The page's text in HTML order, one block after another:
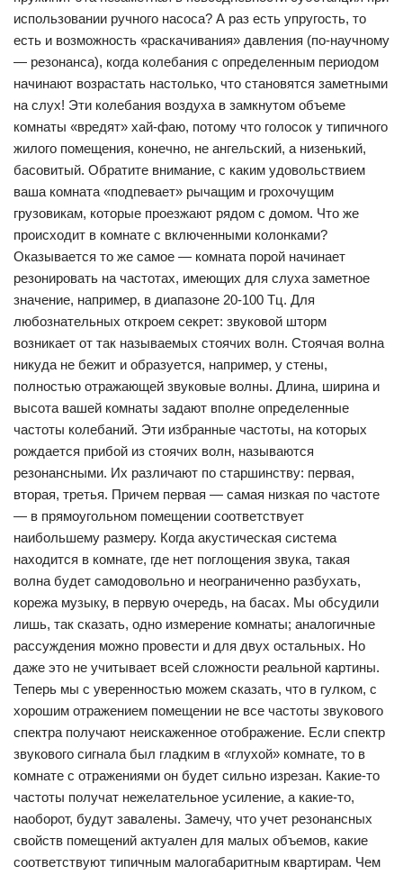
использовании ручного насоса? А раз есть упругость, то
есть и возможность «раскачивания» давления (по-научному
— резонанса), когда колебания с определенным периодом
начинают возрастать настолько, что становятся заметными
на слух! Эти колебания воздуха в замкнутом объеме
комнаты «вредят» хай-фаю, потому что голосок у типичного
жилого помещения, конечно, не ангельский, а низенький,
басовитый. Обратите внимание, с каким удовольствием
ваша комната «подпевает» рычащим и грохочущим
грузовикам, которые проезжают рядом с домом. Что же
происходит в комнате с включенными колонками?
Оказывается то же самое — комната порой начинает
резонировать на частотах, имеющих для слуха заметное
значение, например, в диапазоне 20-100 Тц. Для
любознательных откроем секрет: звуковой шторм
возникает от так называемых стоячих волн. Стоячая волна
никуда не бежит и образуется, например, у стены,
полностью отражающей звуковые волны. Длина, ширина и
высота вашей комнаты задают вполне определенные
частоты колебаний. Эти избранные частоты, на которых
рождается прибой из стоячих волн, называются
резонансными. Их различают по старшинству: первая,
вторая, третья. Причем первая — самая низкая по частоте
— в прямоугольном помещении соответствует
наибольшему размеру. Когда акустическая система
находится в комнате, где нет поглощения звука, такая
волна будет самодовольно и неограниченно разбухать,
корежа музыку, в первую очередь, на басах. Мы обсудили
лишь, так сказать, одно измерение комнаты; аналогичные
рассуждения можно провести и для двух остальных. Но
даже это не учитывает всей сложности реальной картины.
Теперь мы с уверенностью можем сказать, что в гулком, с
хорошим отражением помещении не все частоты звукового
спектра получают неискаженное отображение. Если спектр
звукового сигнала был гладким в «глухой» комнате, то в
комнате с отражениями он будет сильно изрезан. Какие-то
частоты получат нежелательное усиление, а какие-то,
наоборот, будут завалены. Замечу, что учет резонансных
свойств помещений актуален для малых объемов, какие
соответствуют типичным малогабаритным квартирам. Чем